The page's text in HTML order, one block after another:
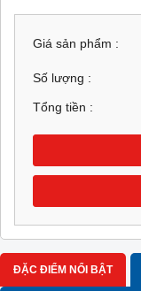
Giá sản phẩm :
Số lượng :
Tổng tiền :
ĐẶC ĐIỂM NỔI BẬT